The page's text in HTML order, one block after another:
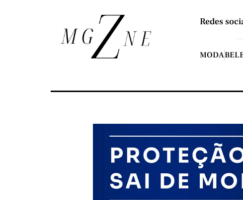
Redes
MODA